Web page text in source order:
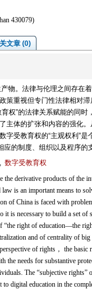
430079)
文章 (0)
物。法律与伦理之间存在
策重视但专门性法律相对
权”的法律关系赋能的同
体的扩张和内容的强化
字受教育权的“主观权利”
应的制度、组织以及程序的
, 数字受教育权
the derivative products of the
is an important means to
of China is faced with
is necessary to build a set
right of education—the
and of centrality of
of rights， the
the needs for substantive
The “subjective
digital education in the